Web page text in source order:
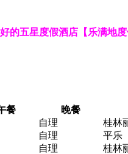
五星度假酒店【乐满地
餐 晚餐
自理
桂林
自理
平乐
自理
桂林